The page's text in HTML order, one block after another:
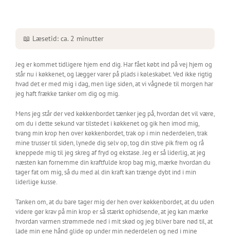
📖 Læsetid: ca. 2 minutter
Jeg er kommet tidligere hjem end dig. Har fået købt ind på vej hjem og
står nu i køkkenet, og lægger varer på plads i køleskabet. Ved ikke rigtig
hvad det er med mig i dag, men lige siden, at vi vågnede til morgen har
jeg haft frække tanker om dig og mig.
Mens jeg står der ved køkkenbordet tænker jeg på, hvordan det vil være,
om du i dette sekund var tilstedet i køkkenet og gik hen imod mig,
tvang min krop hen over køkkenbordet, trak op i min nederdelen, trak
mine trusser til siden, lynede dig selv op, tog din stive pik frem og rå
kneppede mig til jeg skreg af fryd og ekstase. Jeg er så liderlig, at jeg
næsten kan fornemme din kraftfulde krop bag mig, mærke hvordan du
tager fat om mig, så du med al din kraft kan trænge dybt ind i min
liderlige kusse.
Tanken om, at du bare tager mig der hen over køkkenbordet, at du uden
videre gør krav på min krop er så stærkt ophidsende, at jeg kan mærke
hvordan varmen strømmede ned i mit skød og jeg bliver bare nød til, at
lade min ene hånd glide op under min nederdelen og ned i mine